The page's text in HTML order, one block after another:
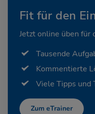
Fit für den
Jetzt online üben für
Tausende
Kommentierte
Viele Tipps und
Zum eTrainer